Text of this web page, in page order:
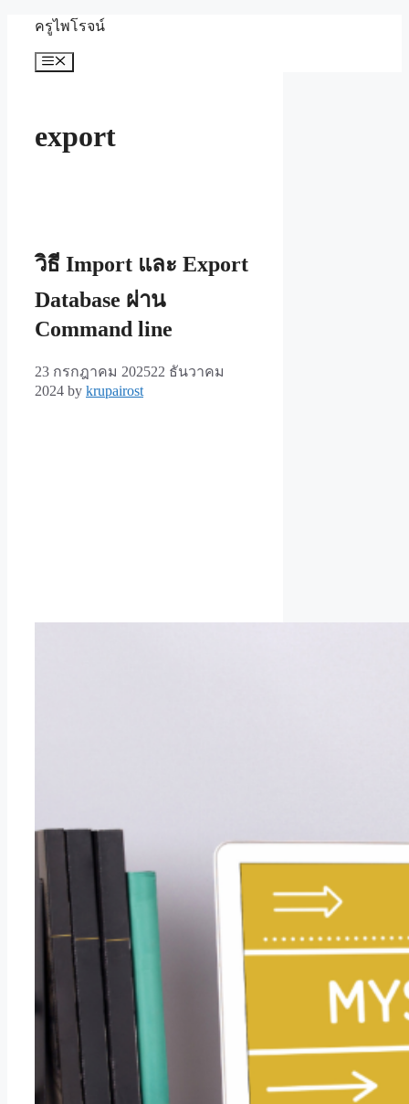
content
ครูไพโรจน์
Menu
export
วิธี Import และ Export
Database ผ่าน
Command line
23 กรกฎาคม 202522 ธันวาคม
2024 by krupairost